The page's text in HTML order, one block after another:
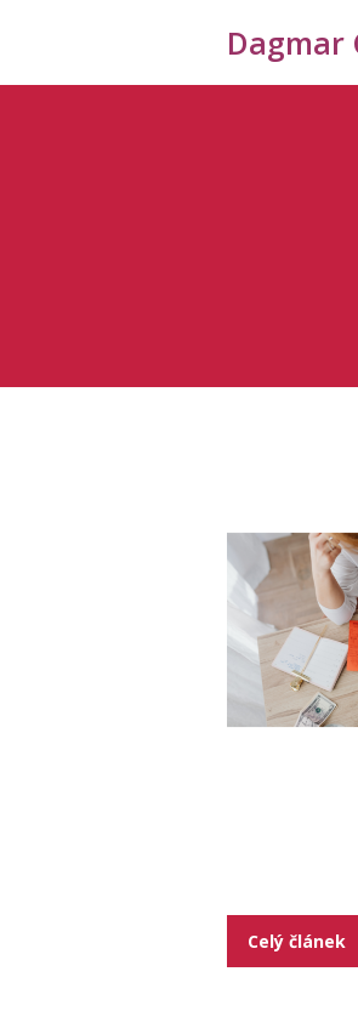
Dagmar
Celý článek